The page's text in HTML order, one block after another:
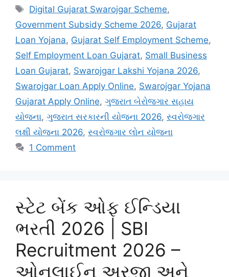
Tags
Digital Gujarat Swarojgar Scheme,
Government Subsidy Scheme 2026, Gujarat
Loan Yojana, Gujarat Self Employment Scheme,
Self Employment Loan Gujarat, Small Business
Loan Gujarat, Swarojgar Lakshi Yojana 2026,
Swarojgar Loan Apply Online, Swarojgar Yojana
Gujarat Apply Online, ગુજરાત બેરોજગાર સહાય
યોજના, ગુજરાત સરકારની યોજના 2026, સ્વરોજગાર
લક્ષી યોજના 2026, સ્વરોજગાર લોન યોજના
1 Comment
સ્ટેટ બેંક ઓફ ઈન્ડિયા
ભરતી 2026 | SBI
Recruitment 2026 –
ઓનલાઈન અરજી અને